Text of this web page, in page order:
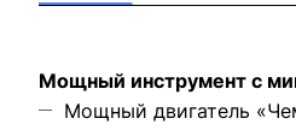
Мощный инструмент с
Мощный двигатель